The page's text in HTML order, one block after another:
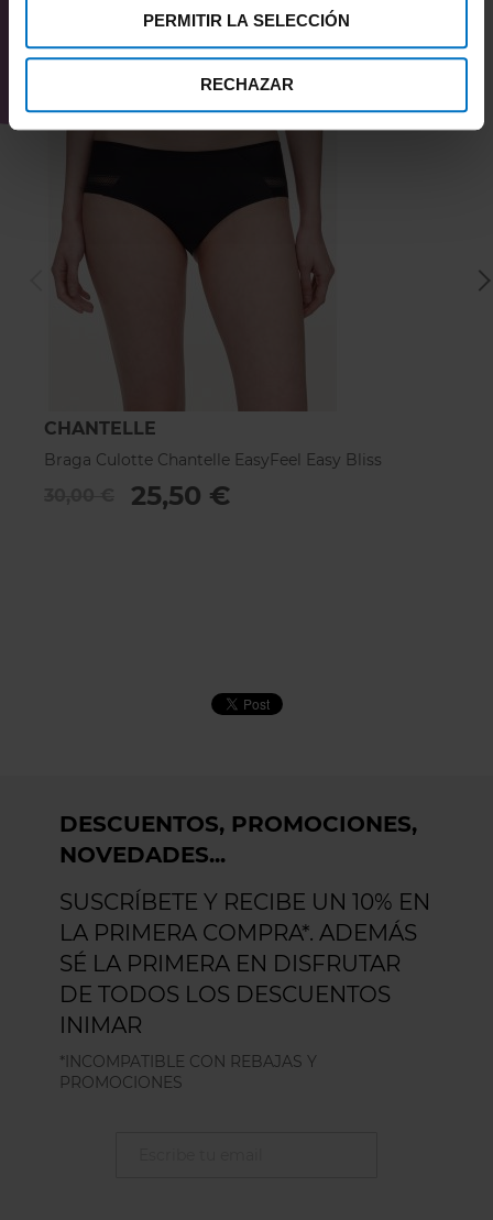
PERMITIR LA SELECCIÓN
RECHAZAR
CHANTELLE
Braga Culotte Chantelle EasyFeel Easy Bliss
25,50 €
DESCUENTOS, PROMOCIONES,
NOVEDADES...
SUSCRÍBETE Y RECIBE UN 10% EN
LA PRIMERA COMPRA*. ADEMÁS
SÉ LA PRIMERA EN DISFRUTAR
DE TODOS LOS DESCUENTOS
INIMAR
*INCOMPATIBLE CON REBAJAS Y
PROMOCIONES